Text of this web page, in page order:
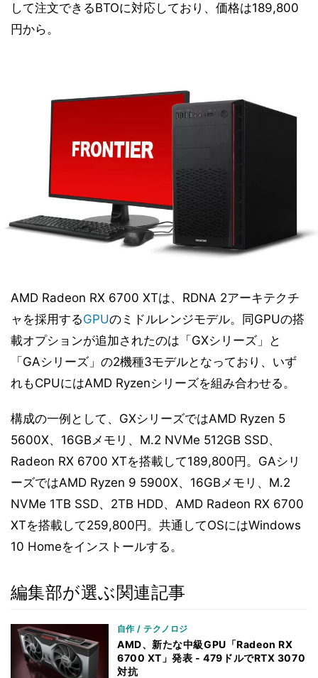
して注文できるBTOに対応しており、価格は189,800
円から。
AMD Radeon RX 6700 XTは、RDNA 2アーキテクチ
ャを採用するGPUのミドルレンジモデル。同GPUの搭
載オプションが追加されたのは「GXシリーズ」と
「GAシリーズ」の2機種3モデルとなっており、いず
れもCPUにはAMD Ryzenシリーズを組み合わせる。
構成の一例として、GXシリーズではAMD Ryzen 5
5600X、16GBメモリ、M.2 NVMe 512GB SSD、
Radeon RX 6700 XTを搭載して189,800円。GAシリ
ーズではAMD Ryzen 9 5900X、16GBメモリ、M.2
NVMe 1TB SSD、2TB HDD、AMD Radeon RX 6700
XTを搭載して259,800円。共通してOSにはWindows
10 Homeをインストールする。
編集部が選ぶ関連記事
自作 / テクノロジ
AMD、新たな中級GPU「Radeon RX
6700 XT」発表 - 479ドルでRTX 3070
対抗